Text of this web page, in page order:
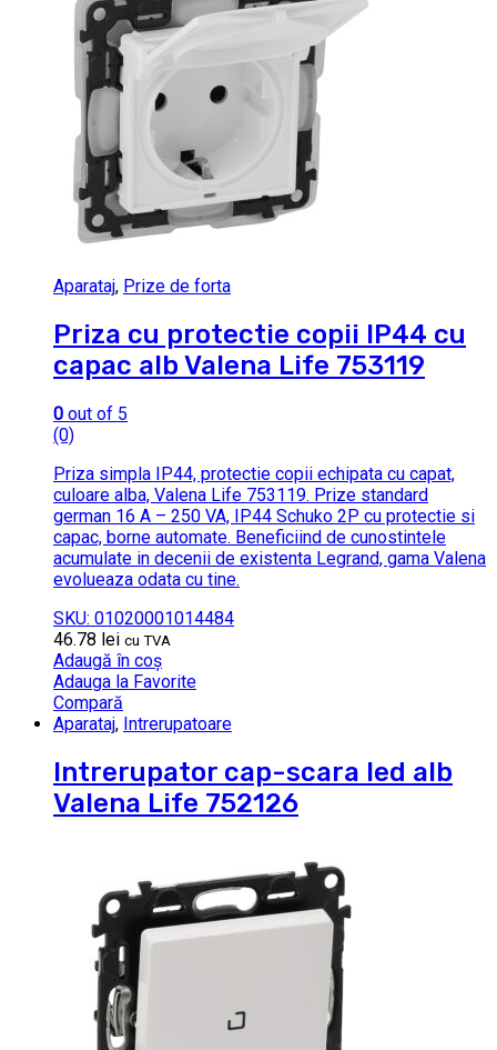
Aparataj, Prize de forta
Priza cu protectie copii IP44 cu
capac alb Valena Life 753119
0 out of 5
(0)
Priza simpla IP44, protectie copii echipata cu capat,
culoare alba, Valena Life 753119. Prize standard
german 16 A – 250 VA, IP44 Schuko 2P cu protectie si
capac, borne automate. Beneficiind de cunostintele
acumulate in decenii de existenta Legrand, gama Valena
evolueaza odata cu tine.
SKU: 01020001014484
46.78 lei cu TVA
Adaugă în coș
Adauga la Favorite
Compară
Aparataj, Intrerupatoare
Intrerupator cap-scara led alb
Valena Life 752126